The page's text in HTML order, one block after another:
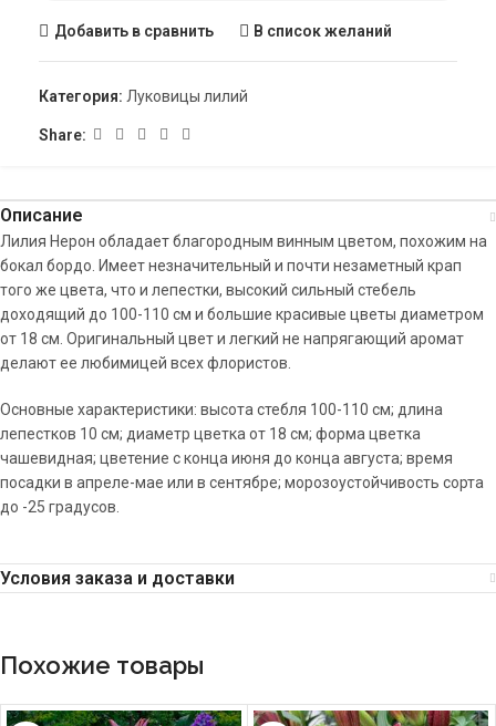
Добавить в сравнить В список желаний
Категория: Луковицы лилий
Share:
Описание
Лилия Нерон обладает благородным винным цветом, похожим на
бокал бордо. Имеет незначительный и почти незаметный крап
того же цвета, что и лепестки, высокий сильный стебель
доходящий до 100-110 см и большие красивые цветы диаметром
от 18 см. Оригинальный цвет и легкий не напрягающий аромат
делают ее любимицей всех флористов.
Основные характеристики: высота стебля 100-110 см; длина
лепестков 10 см; диаметр цветка от 18 см; форма цветка
чашевидная; цветение с конца июня до конца августа; время
посадки в апреле-мае или в сентябре; морозоустойчивость сорта
до -25 градусов.
Условия заказа и доставки
Похожие товары